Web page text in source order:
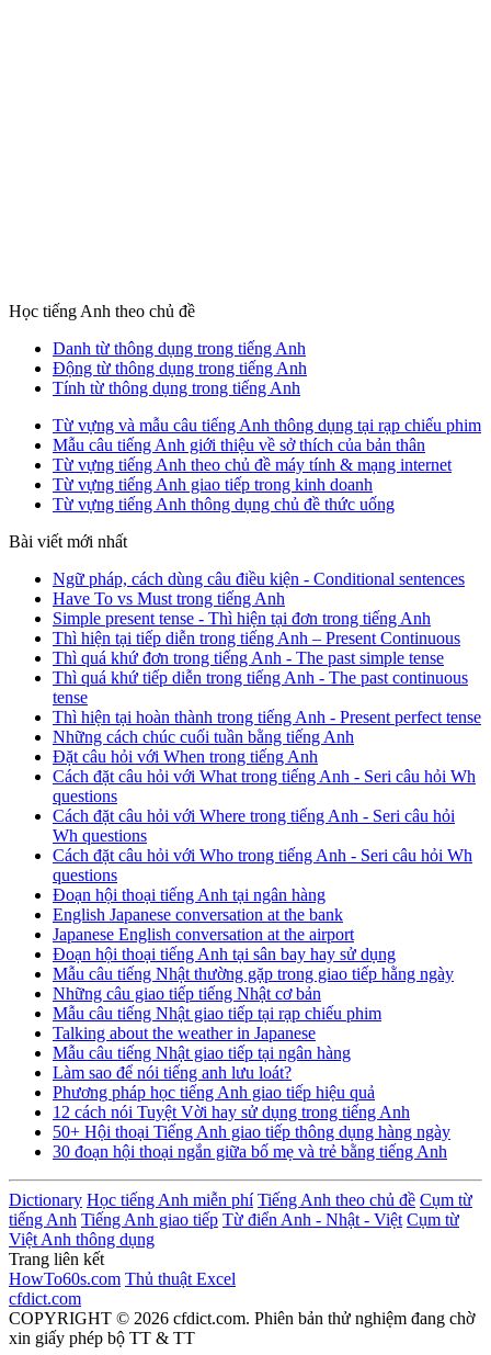
Học tiếng Anh theo chủ đề
Danh từ thông dụng trong tiếng Anh
Động từ thông dụng trong tiếng Anh
Tính từ thông dụng trong tiếng Anh
Từ vựng và mẫu câu tiếng Anh thông dụng tại rạp chiếu phim
Mẫu câu tiếng Anh giới thiệu về sở thích của bản thân
Từ vựng tiếng Anh theo chủ đề máy tính & mạng internet
Từ vựng tiếng Anh giao tiếp trong kinh doanh
Từ vựng tiếng Anh thông dụng chủ đề thức uống
Bài viết mới nhất
Ngữ pháp, cách dùng câu điều kiện - Conditional sentences
Have To vs Must trong tiếng Anh
Simple present tense - Thì hiện tại đơn trong tiếng Anh
Thì hiện tại tiếp diễn trong tiếng Anh – Present Continuous
Thì quá khứ đơn trong tiếng Anh - The past simple tense
Thì quá khứ tiếp diễn trong tiếng Anh - The past continuous
tense
Thì hiện tại hoàn thành trong tiếng Anh - Present perfect tense
Những cách chúc cuối tuần bằng tiếng Anh
Đặt câu hỏi với When trong tiếng Anh
Cách đặt câu hỏi với What trong tiếng Anh - Seri câu hỏi Wh
questions
Cách đặt câu hỏi với Where trong tiếng Anh - Seri câu hỏi
Wh questions
Cách đặt câu hỏi với Who trong tiếng Anh - Seri câu hỏi Wh
questions
Đoạn hội thoại tiếng Anh tại ngân hàng
English Japanese conversation at the bank
Japanese English conversation at the airport
Đoạn hội thoại tiếng Anh tại sân bay hay sử dụng
Mẫu câu tiếng Nhật thường gặp trong giao tiếp hằng ngày
Những câu giao tiếp tiếng Nhật cơ bản
Mẫu câu tiếng Nhật giao tiếp tại rạp chiếu phim
Talking about the weather in Japanese
Mẫu câu tiếng Nhật giao tiếp tại ngân hàng
Làm sao để nói tiếng anh lưu loát?
Phương pháp học tiếng Anh giao tiếp hiệu quả
12 cách nói Tuyệt Vời hay sử dụng trong tiếng Anh
50+ Hội thoại Tiếng Anh giao tiếp thông dụng hàng ngày
30 đoạn hội thoại ngắn giữa bố mẹ và trẻ bằng tiếng Anh
Dictionary Học tiếng Anh miễn phí Tiếng Anh theo chủ đề Cụm từ
tiếng Anh Tiếng Anh giao tiếp Từ điển Anh - Nhật - Việt Cụm từ
Việt Anh thông dụng
Trang liên kết
HowTo60s.com Thủ thuật Excel
cfdict.com
COPYRIGHT © 2026 cfdict.com. Phiên bản thử nghiệm đang chờ
xin giấy phép bộ TT & TT